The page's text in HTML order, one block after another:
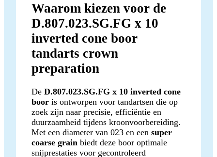
Waarom kiezen voor de
D.807.023.SG.FG x 10
inverted cone boor
tandarts crown
preparation
De D.807.023.SG.FG x 10 inverted cone
boor is ontworpen voor tandartsen die op
zoek zijn naar precisie, efficiëntie en
duurzaamheid tijdens kroonvoorbereiding.
Met een diameter van 023 en een super
coarse grain biedt deze boor optimale
snijprestaties voor gecontroleerd